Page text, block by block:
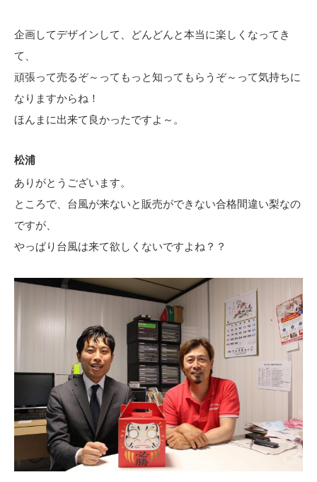
企画してデザインして、どんどんと本当に楽しくなってき
て、
頑張って売るぞ～ってもっと知ってもらうぞ～って気持ちに
なりますからね！
ほんまに出来て良かったですよ～。
松浦
ありがとうございます。
ところで、台風が来ないと販売ができない合格間違い梨なの
ですが、
やっぱり台風は来て欲しくないですよね？？